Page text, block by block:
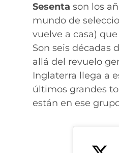
Sesenta son los
mundo de
vuelve a casa)
Son seis décadas
allá del revuelo
Inglaterra llega a
últimos grandes
están en ese